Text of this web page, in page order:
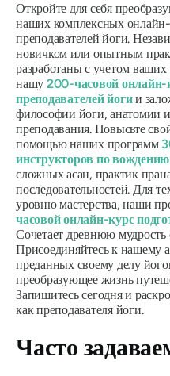
Откройте для себя
наших комплексных
преподавателей йоги.
новичком или опытным
разработаны с учетом ваших
нашу 200-часовой онлайн-
преподавателей йогии
философии йоги, анатомии
преподавания. Повысьте
помощью наших программ
инструкторов по вождению
сложных асан, практик
последовательностей. Для
уровню мастерства, наши
часовой онлайн-курс
Сочетает древнюю
Присоединяйтесь к нашему
преданных своему делу
преобразующее жизнь
Запишитесь сегодня и
как преподавателя йоги.
Часто